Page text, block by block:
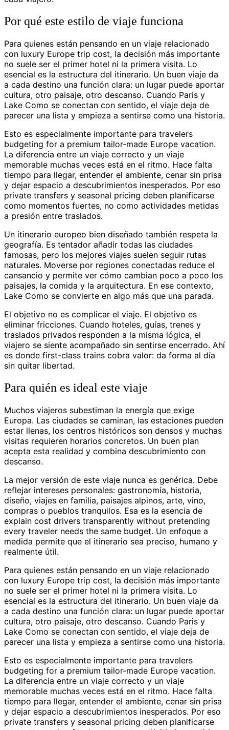
Por qué este estilo de viaje funciona
Para quienes están pensando en un viaje relacionado
con luxury Europe trip cost, la decisión más importante
no suele ser el primer hotel ni la primera visita. Lo
esencial es la estructura del itinerario. Un buen viaje da
a cada destino una función clara: un lugar puede aportar
cultura, otro paisaje, otro descanso. Cuando Paris y
Lake Como se conectan con sentido, el viaje deja de
parecer una lista y empieza a sentirse como una historia.
Esto es especialmente importante para travelers
budgeting for a premium tailor-made Europe vacation.
La diferencia entre un viaje correcto y un viaje
memorable muchas veces está en el ritmo. Hace falta
tiempo para llegar, entender el ambiente, cenar sin prisa
y dejar espacio a descubrimientos inesperados. Por eso
private transfers y seasonal pricing deben planificarse
como momentos fuertes, no como actividades metidas
a presión entre traslados.
Un itinerario europeo bien diseñado también respeta la
geografía. Es tentador añadir todas las ciudades
famosas, pero los mejores viajes suelen seguir rutas
naturales. Moverse por regiones conectadas reduce el
cansancio y permite ver cómo cambian poco a poco los
paisajes, la comida y la arquitectura. En ese contexto,
Lake Como se convierte en algo más que una parada.
El objetivo no es complicar el viaje. El objetivo es
eliminar fricciones. Cuando hoteles, guías, trenes y
traslados privados responden a la misma lógica, el
viajero se siente acompañado sin sentirse encerrado. Ahí
es donde first-class trains cobra valor: da forma al día
sin quitar libertad.
Para quién es ideal este viaje
Muchos viajeros subestiman la energía que exige
Europa. Las ciudades se caminan, las estaciones pueden
estar llenas, los centros históricos son densos y muchas
visitas requieren horarios concretos. Un buen plan
acepta esta realidad y combina descubrimiento con
descanso.
La mejor versión de este viaje nunca es genérica. Debe
reflejar intereses personales: gastronomía, historia,
diseño, viajes en familia, paisajes alpinos, arte, vino,
compras o pueblos tranquilos. Esa es la esencia de
explain cost drivers transparently without pretending
every traveler needs the same budget. Un enfoque a
medida permite que el itinerario sea preciso, humano y
realmente útil.
Para quienes están pensando en un viaje relacionado
con luxury Europe trip cost, la decisión más importante
no suele ser el primer hotel ni la primera visita. Lo
esencial es la estructura del itinerario. Un buen viaje da
a cada destino una función clara: un lugar puede aportar
cultura, otro paisaje, otro descanso. Cuando Paris y
Lake Como se conectan con sentido, el viaje deja de
parecer una lista y empieza a sentirse como una historia.
Esto es especialmente importante para travelers
budgeting for a premium tailor-made Europe vacation.
La diferencia entre un viaje correcto y un viaje
memorable muchas veces está en el ritmo. Hace falta
tiempo para llegar, entender el ambiente, cenar sin prisa
y dejar espacio a descubrimientos inesperados. Por eso
private transfers y seasonal pricing deben planificarse